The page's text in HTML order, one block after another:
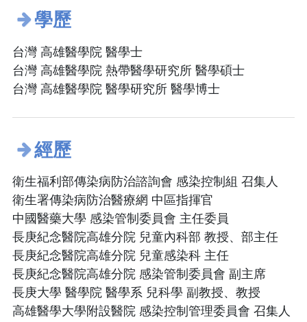
學歷
台灣 高雄醫學院 醫學士
台灣 高雄醫學院 熱帶醫學研究所 醫學碩士
台灣 高雄醫學院 醫學研究所 醫學博士
經歷
衛生福利部傳染病防治諮詢會 感染控制組 召集人
衛生署傳染病防治醫療網 中區指揮官
中國醫藥大學 感染管制委員會 主任委員
長庚紀念醫院高雄分院 兒童內科部 教授、部主任
長庚紀念醫院高雄分院 兒童感染科 主任
長庚紀念醫院高雄分院 感染管制委員會 副主席
長庚大學 醫學院 醫學系 兒科學 副教授、教授
高雄醫學大學附設醫院 感染控制管理委員會 召集人